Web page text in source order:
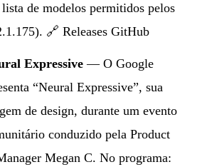
de modelos permitidos pelos
🔗 Releases GitHub
Expressive — O Google
“Neural Expressive”, sua
de design, durante um evento
conduzido pela Product
Megan C. No programa: